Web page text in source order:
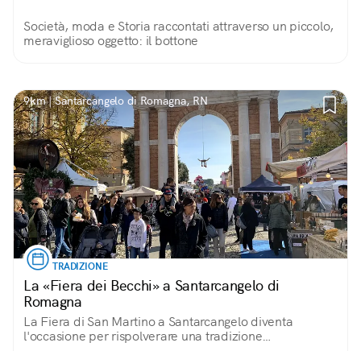
Società, moda e Storia raccontati attraverso un piccolo,
meraviglioso oggetto: il bottone
9km | Santarcangelo di Romagna, RN
TRADIZIONE
La «Fiera dei Becchi» a Santarcangelo di
Romagna
La Fiera di San Martino a Santarcangelo diventa
l'occasione per rispolverare una tradizione